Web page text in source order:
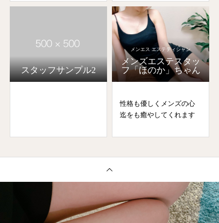
スタッフサンプル2
メンエス エステティシャン
メンズエステスタッ
フ「ほのか」ちゃん
性格も優しくメンズの心
迄をも癒やしてくれます